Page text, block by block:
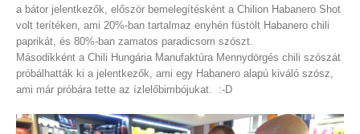
a bátor jelentkezők, először bemelegítésként a Chilion Habanero Shot
volt terítéken, ami 20%-ban tartalmaz enyhén füstölt Habanero chili
paprikát, és 80%-ban zamatos paradicsom szószt.
Másodikként a Chili Hungária Manufaktúra Mennydörgés chili szószát
próbálhatták ki a jelentkezők, ami egy Habanero alapú kiváló szósz,
ami már próbára tette az ízlelőbimbójukat. :-D